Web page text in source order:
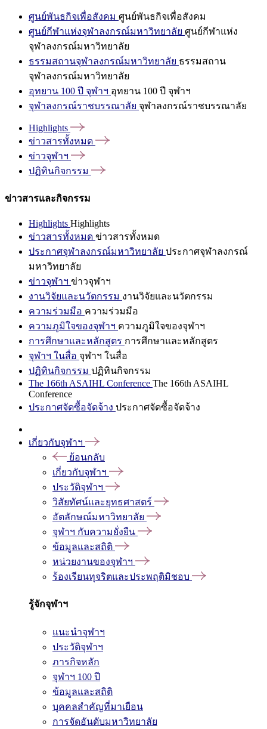
ศูนย์พันธกิจเพื่อสังคม ศูนย์พันธกิจเพื่อสังคม
ศูนย์กีฬาแห่งจุฬาลงกรณ์มหาวิทยาลัย ศูนย์กีฬาแห่ง
จุฬาลงกรณ์มหาวิทยาลัย
ธรรมสถานจุฬาลงกรณ์มหาวิทยาลัย ธรรมสถาน
จุฬาลงกรณ์มหาวิทยาลัย
อุทยาน 100 ปี จุฬาฯ อุทยาน 100 ปี จุฬาฯ
จุฬาลงกรณ์ราชบรรณาลัย จุฬาลงกรณ์ราชบรรณาลัย
Highlights
ข่าวสารทั้งหมด
ข่าวจุฬาฯ
ปฏิทินกิจกรรม
ข่าวสารและกิจกรรม
Highlights Highlights
ข่าวสารทั้งหมด ข่าวสารทั้งหมด
ประกาศจุฬาลงกรณ์มหาวิทยาลัย ประกาศจุฬาลงกรณ์
มหาวิทยาลัย
ข่าวจุฬาฯ ข่าวจุฬาฯ
งานวิจัยและนวัตกรรม งานวิจัยและนวัตกรรม
ความร่วมมือ ความร่วมมือ
ความภูมิใจของจุฬาฯ ความภูมิใจของจุฬาฯ
การศึกษาและหลักสูตร การศึกษาและหลักสูตร
จุฬาฯ ในสื่อ จุฬาฯ ในสื่อ
ปฏิทินกิจกรรม ปฏิทินกิจกรรม
The 166th ASAIHL Conference The 166th ASAIHL
Conference
ประกาศจัดซื้อจัดจ้าง ประกาศจัดซื้อจัดจ้าง
เกี่ยวกับจุฬาฯ
ย้อนกลับ
เกี่ยวกับจุฬาฯ
ประวัติจุฬาฯ
วิสัยทัศน์และยุทธศาสตร์
อัตลักษณ์มหาวิทยาลัย
จุฬาฯ กับความยั่งยืน
ข้อมูลและสถิติ
หน่วยงานของจุฬาฯ
ร้องเรียนทุจริตและประพฤติมิชอบ
รู้จักจุฬาฯ
แนะนำจุฬาฯ
ประวัติจุฬาฯ
ภารกิจหลัก
จุฬาฯ 100 ปี
ข้อมูลและสถิติ
บุคคลสำคัญที่มาเยือน
การจัดอันดับมหาวิทยาลัย